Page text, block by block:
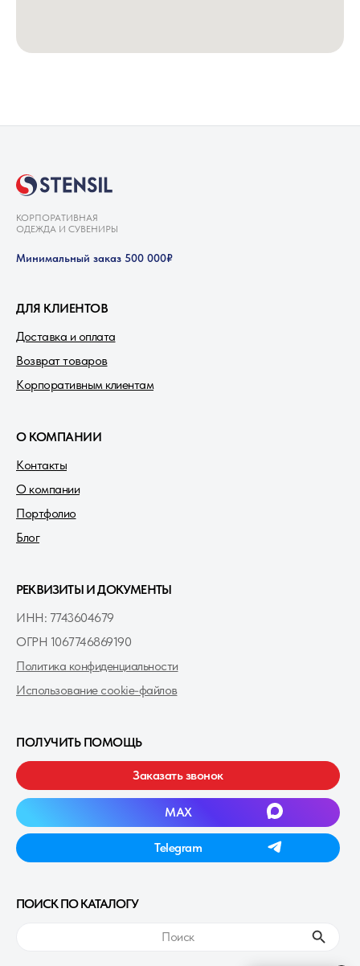
КОРПОРАТИВНАЯ
ОДЕЖДА И СУВЕНИРЫ
Минимальный заказ 500 000₽
Доставка и оплата
ДЛЯ КЛИЕНТОВ
Возврат товаров
Корпоративным клиентам
Заказать звонок
MAXㅤ
ПОЛУЧИТЬ ПОМОЩЬ
ㅤПоискㅤ
ИНН: 7743604679
О КОМПАНИИ
Портфолио
Блог
О компании
Контакты
ОГРН 1067746869190
ПОИСК ПО КАТАЛОГУ
РЕКВИЗИТЫ И ДОКУМЕНТЫ
Политика конфиденциальности
Использование cookie-файлов
Telegramㅤ